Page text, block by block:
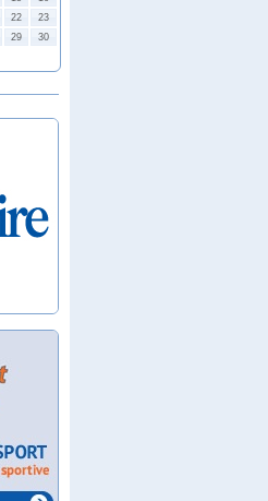
22
23
29
30